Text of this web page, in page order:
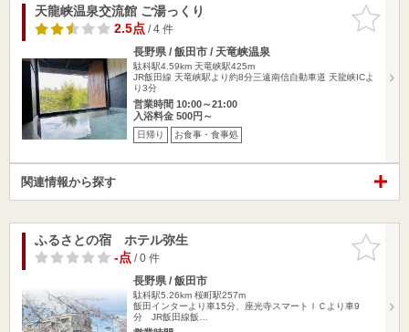
お気に入
りに追加
天龍峡温泉交流館 ご湯っくり
2.5点/ 4 件
長野県 / 飯田市 / 天竜峡温泉
駄科駅4.59km 天竜峡駅425m
JR飯田線 天竜峡駅より約8分三遠南信自動車道 天龍峡ICよ
り3分
営業時間 10:00～21:00
入浴料金 500円～
日帰り お食事・食事処
関連情報から探す
お気に入
りに追加
ふるさとの宿 ホテル弥生
-点/ 0 件
長野県 / 飯田市
駄科駅5.26km 桜町駅257m
飯田インターより車15分、座光寺スマートＩＣより車9
分 JR飯田線飯…